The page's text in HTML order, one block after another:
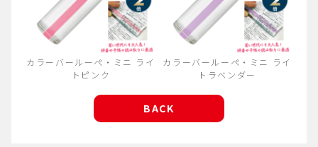
カラーバールーペ・ミニ ライ
トピンク
カラーバールーペ・ミニ ライ
トラベンダー
BACK